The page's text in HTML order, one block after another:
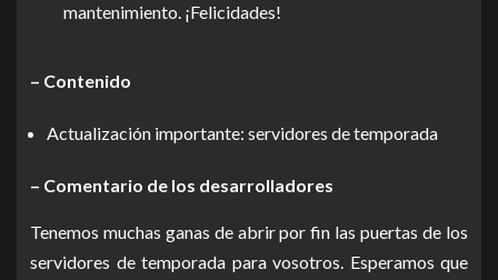
mantenimiento. ¡Felicidades!
– Contenido
Actualización importante: servidores de temporada
– Comentario de los desarrolladores
Tenemos muchas ganas de abrir por fin las puertas de los
servidores de temporada para vosotros. Esperamos que